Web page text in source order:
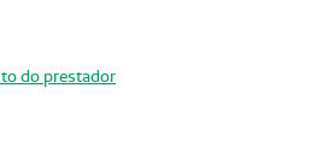
do prestador